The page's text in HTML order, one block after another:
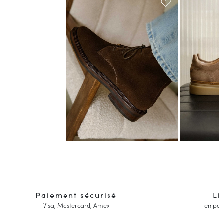
en
Paiement sécurisé
Visa, Mastercard, Amex